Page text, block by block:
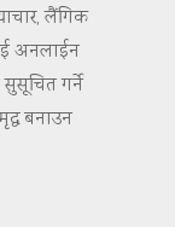
लैंगिक
अनलाईन
गर्ने
बनाउन